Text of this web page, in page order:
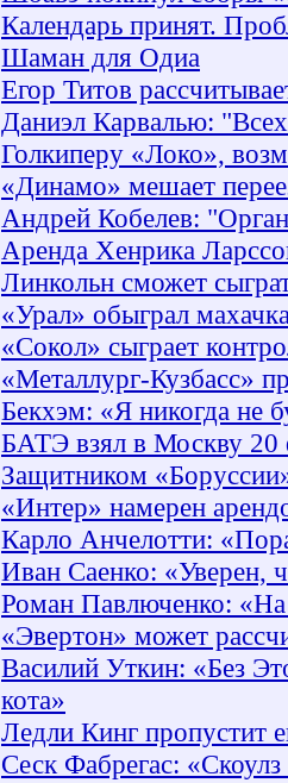
Календарь принят.
Шаман для Одиа
Егор Титов
Даниэл Карвалью:
Голкиперу «Локо»,
«Динамо» мешает
Андрей Кобелев:
Аренда Хенрика
Линкольн сможет
«Урал» обыграл
«Сокол» сыграет
«Металлург-Кузбасс»
Бекхэм: «Я никогда не
БАТЭ взял в Москву 20
Защитником
«Интер» намерен
Карло Анчелотти:
Иван Саенко: «Уверен,
Роман Павлюченко:
«Эвертон» может
Василий Уткин: «Без
кота»
Ледли Кинг пропустит
Сеск Фабрегас: